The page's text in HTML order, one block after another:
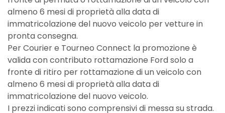
almeno 6 mesi di proprietà alla data di
immatricolazione del nuovo veicolo per vetture in
pronta consegna.
Per Courier e Tourneo Connect la promozione è
valida con contributo rottamazione Ford solo a
fronte di ritiro per rottamazione di un veicolo con
almeno 6 mesi di proprietà alla data di
immatricolazione del nuovo veicolo.
I prezzi indicati sono comprensivi di messa su strada.